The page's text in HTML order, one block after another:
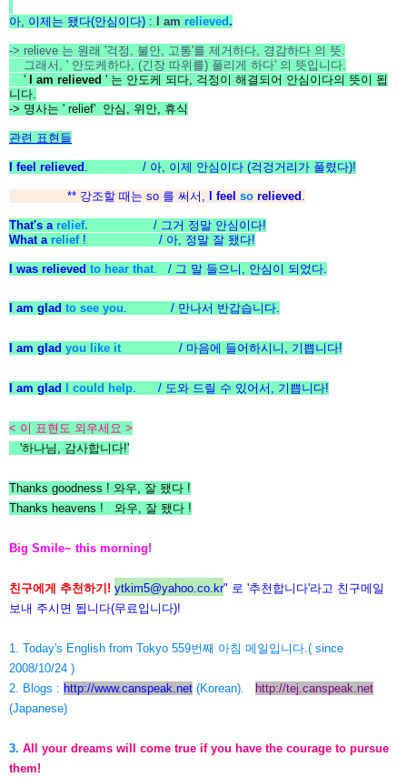
아, 이제는 됐다(안심이다) : I am relieved.
-> relieve 는 원래 '걱정, 불안, 고통'를 제거하다, 경감하다 의 뜻.
그래서, ' 안도케하다, (긴장 따위를) 풀리게 하다' 의 뜻입니다.
' I am relieved ' 는 안도케 되다, 걱정이 해결되어 안심이다의 뜻이 됩
니다.
-> 명사는 ' relief' 안심, 위안, 휴식
관련 표현들
I feel relieved . / 아, 이제 안심이다 (걱겅거리가 풀렸다)!
** 강조할 때는 so 를 써서, I feel so relieved
That's a relief. / 그거 정말 안심이다!
What a relief ! / 아, 정말 잘 됐다!
I was relieved to hear that / 그 말 들으니, 안심이 되었다.
I am glad to see you . / 만나서 반갑습니다.
I am glad you like it / 마음에 들어하시니, 기쁩니다!
I am glad I could help . / 도와 드릴 수 있어서, 기쁩니다!
< 이 표현도 외우세요 >
'하나님, 감사합니다!'
Thanks goodness ! 와우, 잘 됐다 !
Thanks heavens ! 와우, 잘 됐다 !
Big Smile~ this morning!
친구에게 추천하기! ytkim5@yahoo.co.kr" 로 '추천합니다'라고 친구메일
보내 주시면 됩니다(무료입니다)!
1. Today's English from Tokyo 559번째 아침 메일입니다.( since
2008/10/24 )
2. Blogs : http://www.canspeak.net (Korean).
http://tej.canspeak.net
(Japanese)
3. All your dreams will come true if you have the courage to pursue
them!